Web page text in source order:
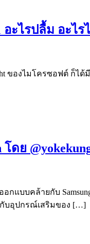
อะไรปลื้ม อะไ
ของไมโครซอฟต์ ก็ไ
โดย
กแบบคล้ายกับ
กับอุปกรณ์เสริมของ […]